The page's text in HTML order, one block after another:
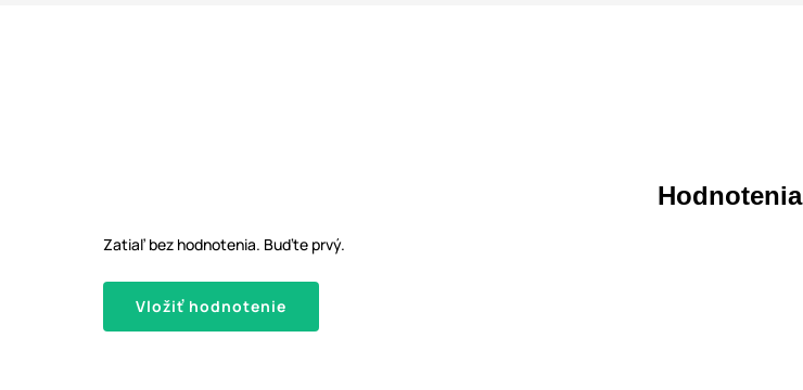
Hodnotenia
Zatiaľ bez hodnotenia. Buďte prvý.
Vložiť hodnotenie